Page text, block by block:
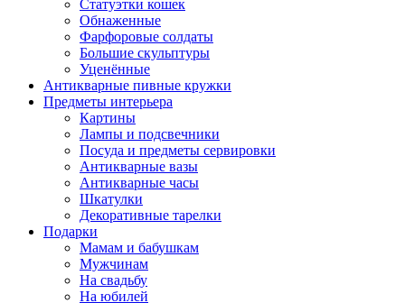
Статуэтки кошек
Обнаженные
Фарфоровые солдаты
Большие скульптуры
Уценённые
Антикварные пивные кружки
Предметы интерьера
Картины
Лампы и подсвечники
Посуда и предметы сервировки
Антикварные вазы
Антикварные часы
Шкатулки
Декоративные тарелки
Подарки
Мамам и бабушкам
Мужчинам
На свадьбу
На юбилей